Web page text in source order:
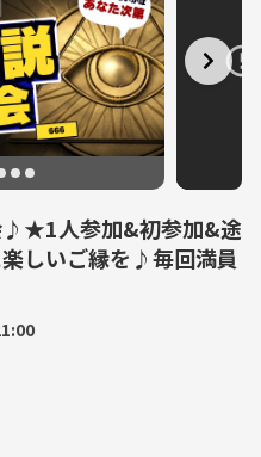
♪★1人参加&初参加&途
しいご縁を♪毎回満員